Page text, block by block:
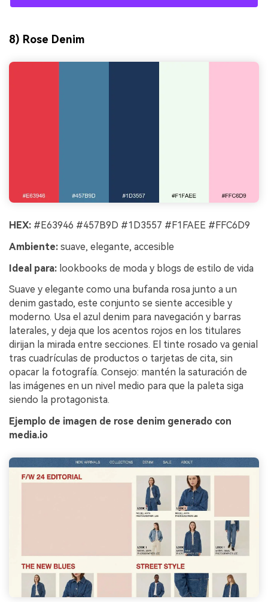
8) Rose Denim
HEX: #E63946 #457B9D #1D3557 #F1FAEE #FFC6D9
Ambiente: suave, elegante, accesible
Ideal para: lookbooks de moda y blogs de estilo de vida
Suave y elegante como una bufanda rosa junto a un
denim gastado, este conjunto se siente accesible y
moderno. Usa el azul denim para navegación y barras
laterales, y deja que los acentos rojos en los titulares
dirijan la mirada entre secciones. El tinte rosado va genial
tras cuadrículas de productos o tarjetas de cita, sin
opacar la fotografía. Consejo: mantén la saturación de
las imágenes en un nivel medio para que la paleta siga
siendo la protagonista.
Ejemplo de imagen de rose denim generado con
media.io